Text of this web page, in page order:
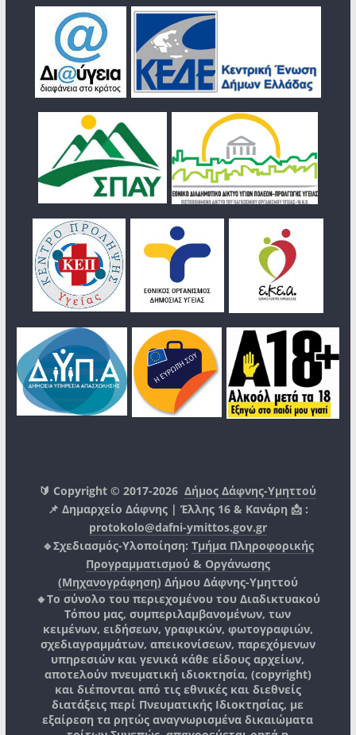
🔰 Copyright © 2017-2026Δήμος Δάφνης-Υμηττού
📌 Δημαρχείο Δάφνης | Έλλης 16 & Κανάρη 📩 :
protokolo@dafni-ymittos.gov.gr
🔹Σχεδιασμός-Υλοποίηση: Τμήμα Πληροφορικής
Προγραμματισμού & Οργάνωσης
(Μηχανογράφηση) Δήμου Δάφνης-Υμηττού
🔸Το σύνολο του περιεχομένου του Διαδικτυακού
Τόπου μας, συμπεριλαμβανομένων, των
κειμένων, ειδήσεων, γραφικών, φωτογραφιών,
σχεδιαγραμμάτων, απεικονίσεων, παρεχόμενων
υπηρεσιών και γενικά κάθε είδους αρχείων,
αποτελούν πνευματική ιδιοκτησία, (copyright)
και διέπονται από τις εθνικές και διεθνείς
διατάξεις περί Πνευματικής Ιδιοκτησίας, με
εξαίρεση τα ρητώς αναγνωρισμένα δικαιώματα